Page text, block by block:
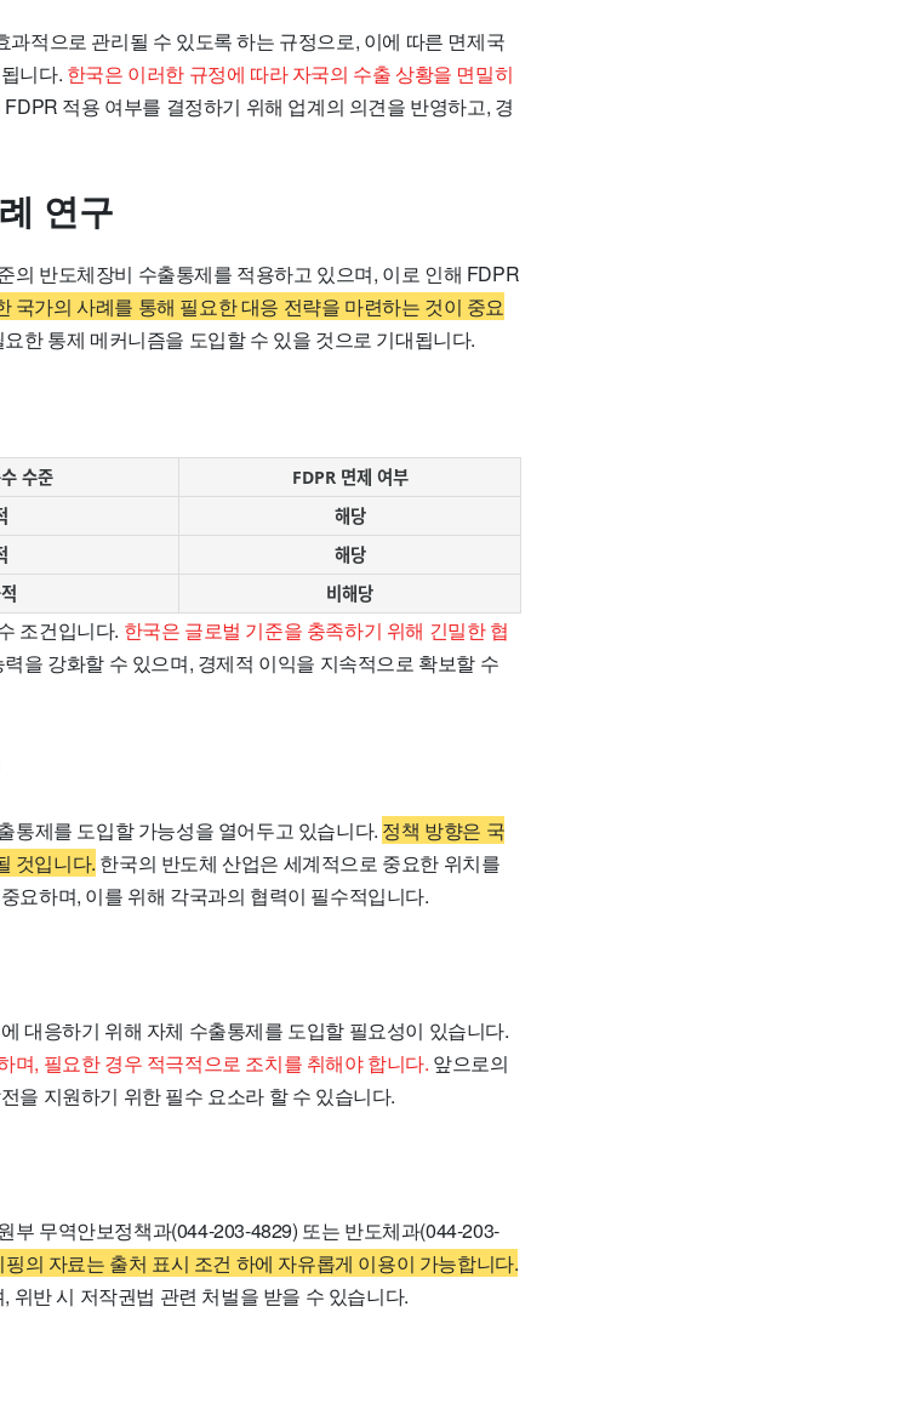
적으로 관리될 수 있도록 하는 규정으로, 이에 따른 면제국
니다. 한국은 이러한 규정에 따라 자국의 수출 상황을 면밀히
적용 여부를 결정하기 위해 업계의 의견을 반영하고, 경
연구
의 반도체장비 수출통제를 적용하고 있으며, 이로 인해 FDPR
국가의 사례를 통해 필요한 대응 전략을 마련하는 것이 중요
한 통제 메커니즘을 도입할 수 있을 것으로 기대됩니다.
수준
FDPR 면제 여부
해당
해당
비해당
조건입니다. 한국은 글로벌 기준을 충족하기 위해 긴밀한 협
을 강화할 수 있으며, 경제적 이익을 지속적으로 확보할 수
통제를 도입할 가능성을 열어두고 있습니다. 정책 방향은 국
것입니다. 한국의 반도체 산업은 세계적으로 중요한 위치를
요하며, 이를 위해 각국과의 협력이 필수적입니다.
대응하기 위해 자체 수출통제를 도입할 필요성이 있습니다.
며, 필요한 경우 적극적으로 조치를 취해야 합니다. 앞으로의
을 지원하기 위한 필수 요소라 할 수 있습니다.
부 무역안보정책과(044-203-4829) 또는 반도체과(044-203-
핑의 자료는 출처 표시 조건 하에 자유롭게 이용이 가능합니다.
위반 시 저작권법 관련 처벌을 받을 수 있습니다.